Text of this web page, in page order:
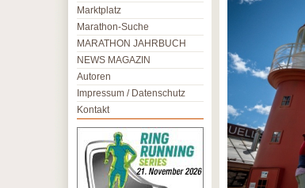
Marktplatz
Marathon-Suche
MARATHON JAHRBUCH
NEWS MAGAZIN
Autoren
Impressum / Datenschutz
Kontakt